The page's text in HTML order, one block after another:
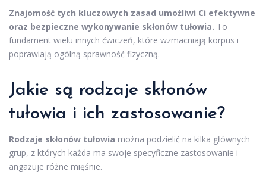
Znajomość tych kluczowych zasad umożliwi Ci efektywne
oraz bezpieczne wykonywanie skłonów tułowia. To
fundament wielu innych ćwiczeń, które wzmacniają korpus i
poprawiają ogólną sprawność fizyczną.
Jakie są rodzaje skłonów
tułowia i ich zastosowanie?
Rodzaje skłonów tułowia można podzielić na kilka głównych
grup, z których każda ma swoje specyficzne zastosowanie i
angażuje różne mięśnie.